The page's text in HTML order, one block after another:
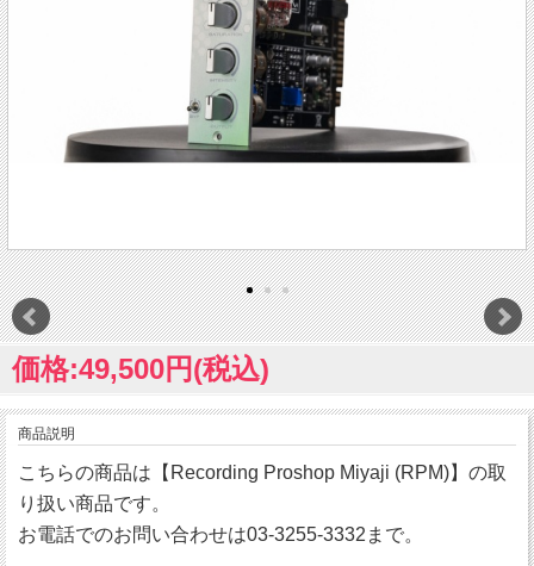
価格:49,500円(税込)
商品説明
こちらの商品は【Recording Proshop Miyaji (RPM)】の取
り扱い商品です。
お電話でのお問い合わせは03-3255-3332まで。